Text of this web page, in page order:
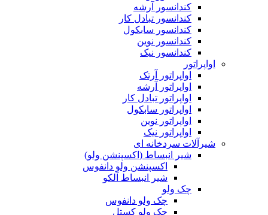
کندانسور آرشه
کندانسور تبادل کار
کندانسور سابکول
کندانسور نوین
کندانسور نیک
اواپراتور
اواپراتور آرتک
اواپراتور آرشه
اواپراتور تبادل کار
اواپراتور سابکول
اواپراتور نوین
اواپراتور نیک
شیرآلات سردخانه ای
شیر انبساط (اکسپنشن ولو)
اکسپنشن ولو دانفوس
شیر انبساط آلکو
چک ولو
چک ولو دانفوس
چک ولو کستل